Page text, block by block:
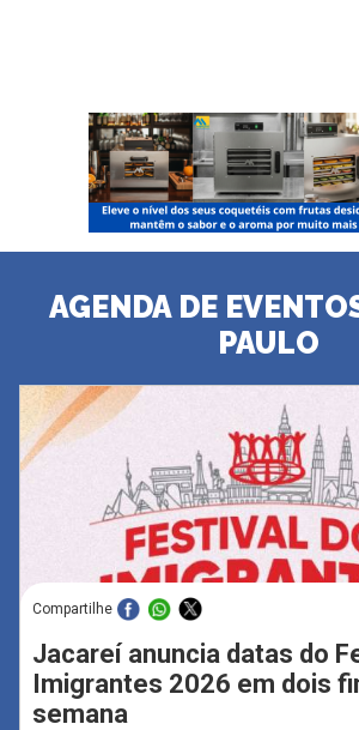
AGENDA DE
PAULO
Compartilhe
Jacareí anuncia datas do
Imigrantes 2026 em dois
semana